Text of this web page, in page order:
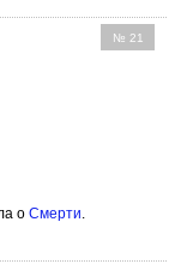
№ 21
о Смерти.